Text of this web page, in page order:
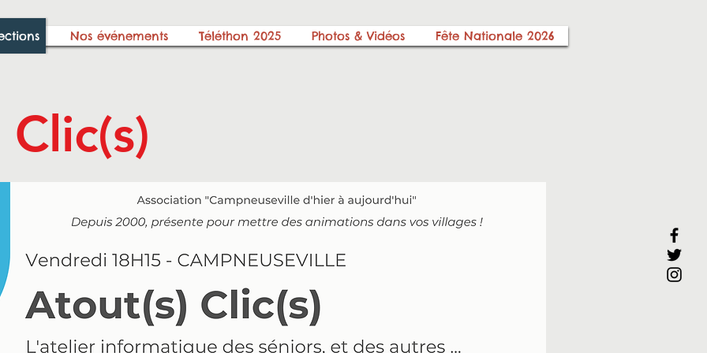
Nos événements Téléthon 2025 Photos & Vidéos Fête Nationale 2026